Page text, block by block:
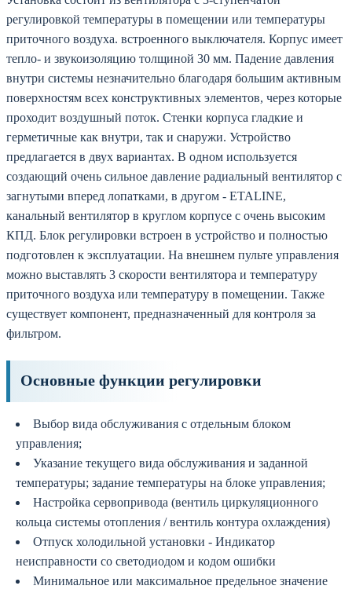
регулировкой температуры в помещении или температуры
приточного воздуха. встроенного выключателя. Корпус имеет
тепло- и звукоизоляцию толщиной 30 мм. Падение давления
внутри системы незначительно благодаря большим активным
поверхностям всех конструктивных элементов, через которые
проходит воздушный поток. Стенки корпуса гладкие и
герметичные как внутри, так и снаружи. Устройство
предлагается в двух вариантах. В одном используется
создающий очень сильное давление радиальный вентилятор с
загнутыми вперед лопатками, в другом - ETALINE,
канальный вентилятор в круглом корпусе с очень высоким
КПД. Блок регулировки встроен в устройство и полностью
подготовлен к эксплуатации. На внешнем пульте управления
можно выставлять 3 скорости вентилятора и температуру
приточного воздуха или температуру в помещении. Также
существует компонент, предназначенный для контроля за
фильтром.
Основные функции регулировки
Выбор вида обслуживания с отдельным блоком
управления;
Указание текущего вида обслуживания и заданной
температуры; задание температуры на блоке управления;
Настройка сервопривода (вентиль циркуляционного
кольца системы отопления / вентиль контура охлаждения)
Отпуск холодильной установки - Индикатор
неисправности со светодиодом и кодом ошибки
Минимальное или максимальное предельное значение